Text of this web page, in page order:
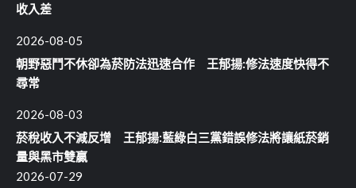
收入差
2026-08-05
朝野惡鬥不休卻為菸防法迅速合作 王郁揚:修法速度快得不
尋常
2026-08-03
菸稅收入不減反增 王郁揚:藍綠白三黨錯誤修法將讓紙菸銷
量與黑市雙贏
2026-07-29